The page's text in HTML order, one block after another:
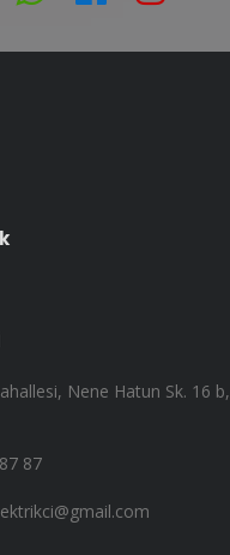
Nene Hatun Sk. 16
87